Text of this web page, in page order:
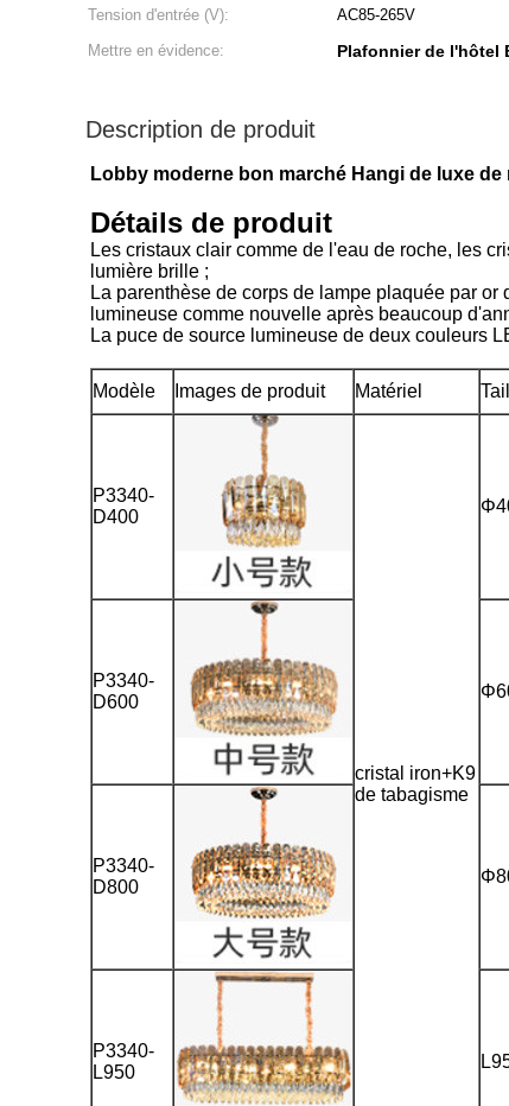
Tension d'entrée (V):
AC85-265V
Mettre en évidence:
Plafonnier de l'hôtel
Description de produit
Lobby moderne bon marché Hangi de luxe
Détails de produit
Les cristaux clair comme de l'eau de roche, les
lumière brille ;
La parenthèse de corps de lampe plaquée par
lumineuse comme nouvelle après beaucoup
La puce de source lumineuse de deux couleurs
Modèle Images de produit Matériel
P3340-
D400
cristal iron+K9
de tabagisme
P3340-
D600
P3340-
D800
P3340-
L950